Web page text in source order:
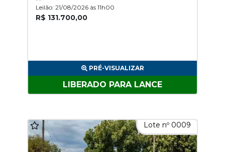
Leilão: 21/08/2026 às 11h00
R$ 131.700,00
PRÉ-VISUALIZAR
LIBERADO PARA LANCE
Lote nº 0009